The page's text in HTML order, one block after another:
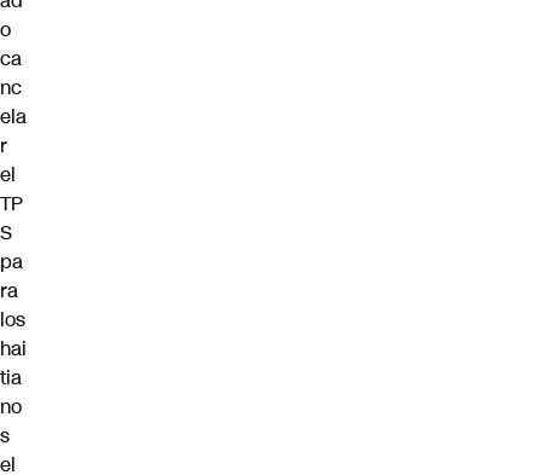
o
ca
nc
ela
r
el
TP
S
pa
ra
los
hai
tia
no
s
el